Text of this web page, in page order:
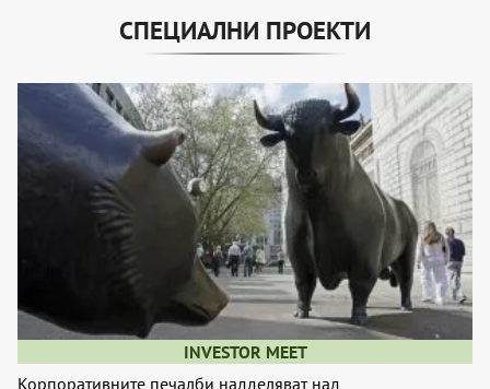
СПЕЦИАЛНИ ПРОЕКТИ
INVESTOR MEET
Корпоративните печалби надделяват над